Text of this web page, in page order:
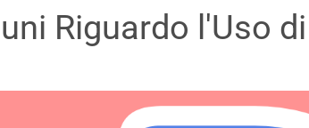
Riguardo l'Uso